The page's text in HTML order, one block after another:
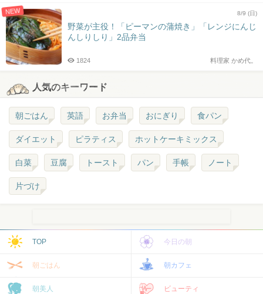
NEW 8/9 (日)
野菜が主役！「ピーマンの蒲焼き」「レンジにんじ
んしりしり」2品弁当
料理家 かめ代。
1824
人気のキーワード
朝ごはん 英語 お弁当 おにぎり 食パン
ダイエット ピラティス ホットケーキミックス
白菜 豆腐 トースト パン 手帳 ノート
片づけ
TOP 今日の朝
朝ごはん 朝カフェ
朝美人 ビューティ